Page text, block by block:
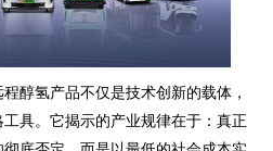
醇氢产品不仅是技术创新的载体，
具。它揭示的产业规律在于：真正